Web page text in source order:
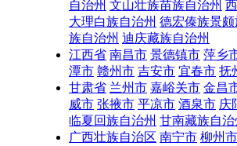
自治州 文山壮族苗族自治州
大理白族自治州 德宏傣族景颇
族自治州 迪庆藏族自治州
江西省 南昌市 景德镇市 萍乡
潭市 赣州市 吉安市 宜春市 抚
甘肃省 兰州市 嘉峪关市 金昌
威市 张掖市 平凉市 酒泉市 庆
临夏回族自治州 甘南藏族自治
广西壮族自治区 南宁市 柳州市